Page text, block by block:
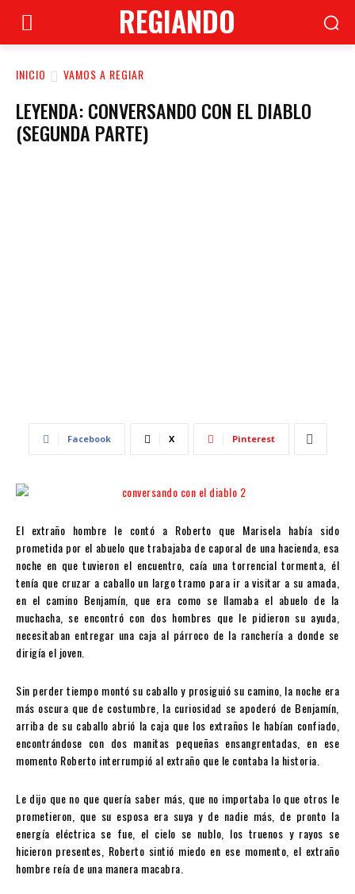
REGIANDO
INICIO VAMOS A REGIAR
LEYENDA: CONVERSANDO CON EL DIABLO
(SEGUNDA PARTE)
Facebook X Pinterest
El extraño hombre le contó a Roberto que Marisela había sido
prometida por el abuelo que trabajaba de caporal de una hacienda, esa
noche en que tuvieron el encuentro, caía una torrencial tormenta, él
tenía que cruzar a caballo un largo tramo para ir a visitar a su amada,
en el camino Benjamín, que era como se llamaba el abuelo de la
muchacha, se encontró con dos hombres que le pidieron su ayuda,
necesitaban entregar una caja al párroco de la ranchería a donde se
dirigía el joven.
Sin perder tiempo montó su caballo y prosiguió su camino, la noche era
más oscura que de costumbre, la curiosidad se apoderó de Benjamín,
arriba de su caballo abrió la caja que los extraños le habían confiado,
encontrándose con dos manitas pequeñas ensangrentadas, en ese
momento Roberto interrumpió al extraño que le contaba la historia.
Le dijo que no que quería saber más, que no importaba lo que otros le
prometieron, que su esposa era suya y de nadie más, de pronto la
energía eléctrica se fue, el cielo se nublo, los truenos y rayos se
hicieron presentes, Roberto sintió miedo en ese momento, el extraño
hombre reía de una manera macabra.